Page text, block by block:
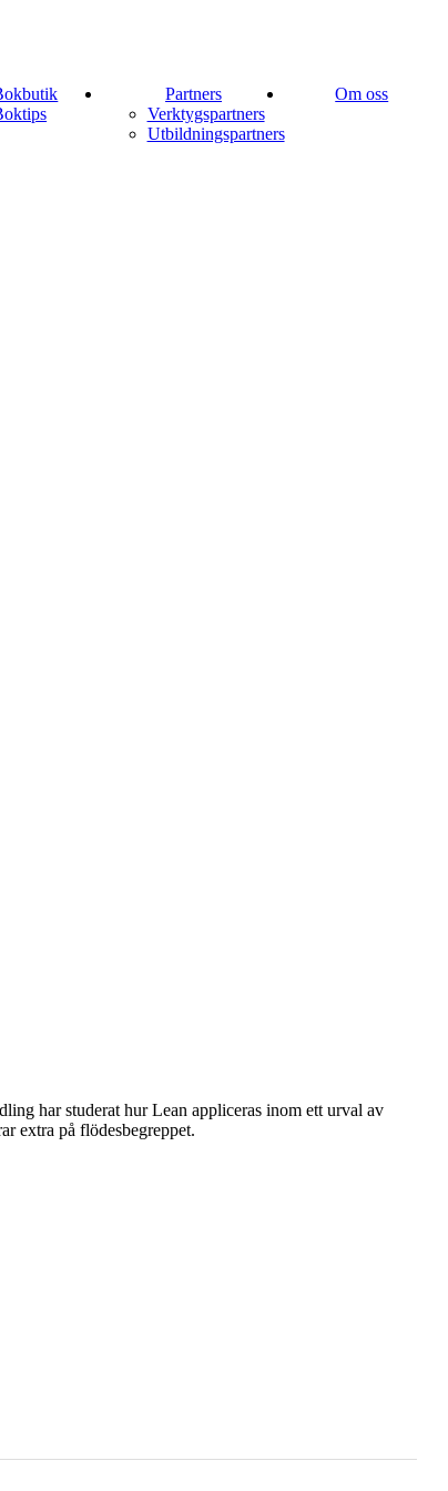
Partners
Verktygspartners
Utbildningspartners
Om oss
har studerat hur Lean appliceras inom ett urval av
extra på flödesbegreppet.